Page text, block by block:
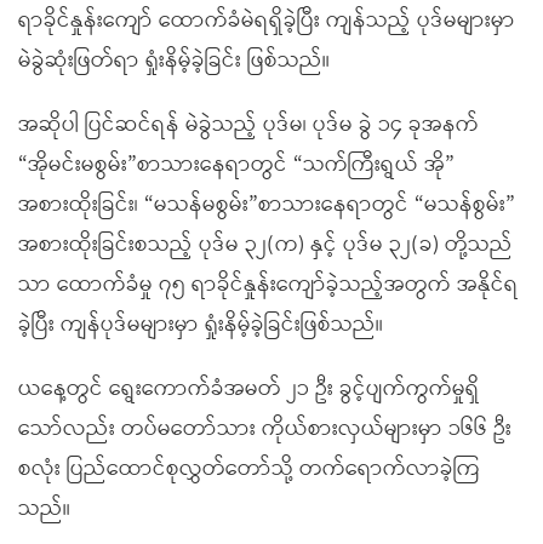
ရာခိုင်နှုန်းကျော် ထောက်ခံမဲရရှိခဲ့ပြီး ကျန်သည့် ပုဒ်မများမှာ
မဲခွဲဆုံးဖြတ်ရာ ရှုံးနိမ့်ခဲ့ခြင်း ဖြစ်သည်။
အဆိုပါ ပြင်ဆင်ရန် မဲခွဲသည့် ပုဒ်မ၊ ပုဒ်မ ခွဲ ၁၄ ခုအနက်
“အိုမင်းမစွမ်း”စာသားနေရာတွင် “သက်ကြီးရွယ် အို”
အစားထိုးခြင်း၊ “မသန်မစွမ်း”စာသားနေရာတွင် “မသန်စွမ်း”
အစားထိုးခြင်းစသည့် ပုဒ်မ ၃၂(က) နှင့် ပုဒ်မ ၃၂(ခ) တို့သည်
သာ ထောက်ခံမှု ၇၅ ရာခိုင်နှုန်းကျော်ခဲ့သည့်အတွက် အနိုင်ရ
ခဲ့ပြီး ကျန်ပုဒ်မများမှာ ရှုံးနိမ့်ခဲ့ခြင်းဖြစ်သည်။
ယနေ့တွင် ရွေးကောက်ခံအမတ် ၂၁ ဦး ခွင့်ပျက်ကွက်မှုရှိ
သော်လည်း တပ်မတော်သား ကိုယ်စားလှယ်များမှာ ၁၆၆ ဦး
စလုံး ပြည်ထောင်စုလွှတ်တော်သို့ တက်ရောက်လာခဲ့ကြ
သည်။